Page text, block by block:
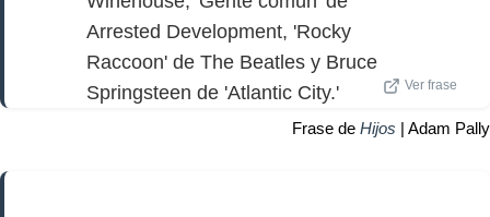
Arrested Development, 'Rocky
Raccoon' de The Beatles y Bruce
Springsteen de 'Atlantic City.'
Ver frase
Frase de Hijos | Adam Pally